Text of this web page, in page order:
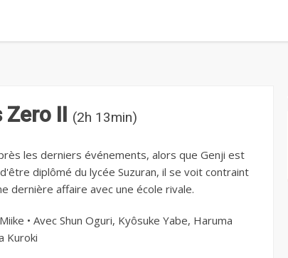
Zero II (2h 13min)
les derniers événements, alors que Genji est
diplômé du lycée Suzuran, il se voit contraint
dernière affaire avec une école rivale.
• Avec Shun Oguri, Kyôsuke Yabe, Haruma
Kuroki